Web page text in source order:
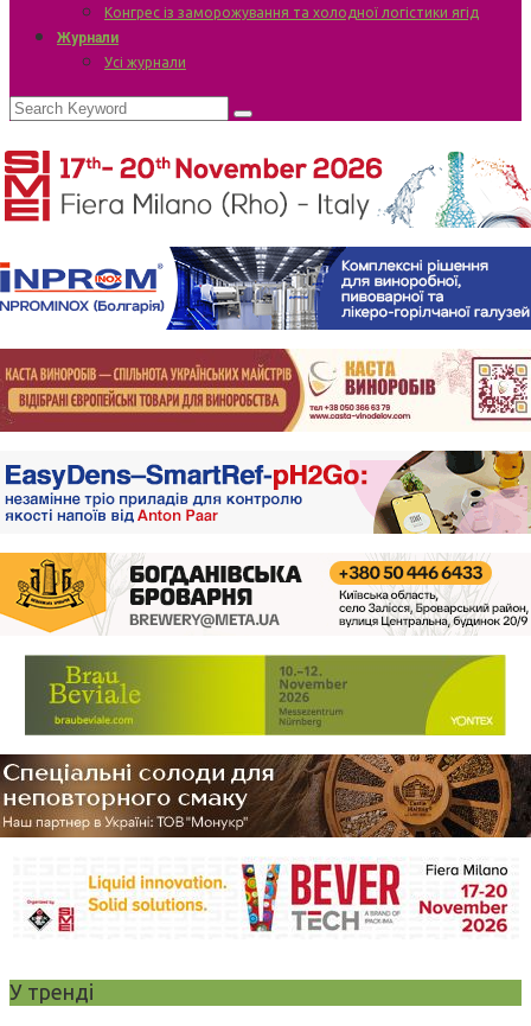
Конгрес із заморожування та холодної логістики ягід
Журнали
Усі журнали
У тренді